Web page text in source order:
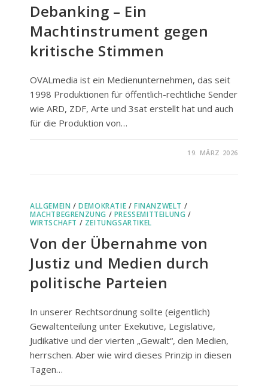
Debanking – Ein
Machtinstrument gegen
kritische Stimmen
OVALmedia ist ein Medienunternehmen, das seit
1998 Produktionen für öffentlich-rechtliche Sender
wie ARD, ZDF, Arte und 3sat erstellt hat und auch
für die Produktion von…
STIMMEN
19. MÄRZ 2026
ALLGEMEIN /DEMOKRATIE /FINANZWELT /
MACHTBEGRENZUNG / PRESSEMITTEILUNG /
WIRTSCHAFT / ZEITUNGSARTIKEL
Von der Übernahme von
Justiz und Medien durch
politische Parteien
In unserer Rechtsordnung sollte (eigentlich)
Gewaltenteilung unter Exekutive, Legislative,
Judikative und der vierten „Gewalt“, den Medien,
herrschen. Aber wie wird dieses Prinzip in diesen
Tagen…